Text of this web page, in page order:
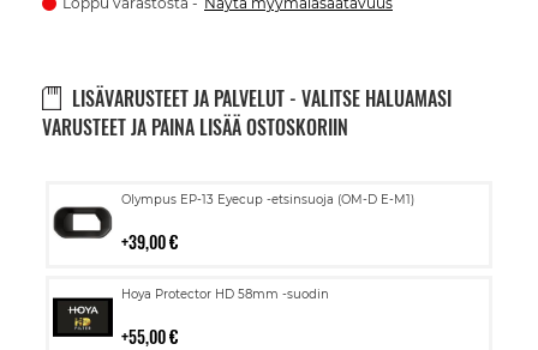
LISÄVARUSTEET JA PALVELUT - VALITSE HALUAMASI
VARUSTEET JA PAINA LISÄÄ OSTOSKORIIN
Olympus EP-13 Eyecup -etsinsuoja (OM-D E-M1)
39,00 €
Lisää
Hoya Protector HD 58mm -suodin
55,00 €
Lisää